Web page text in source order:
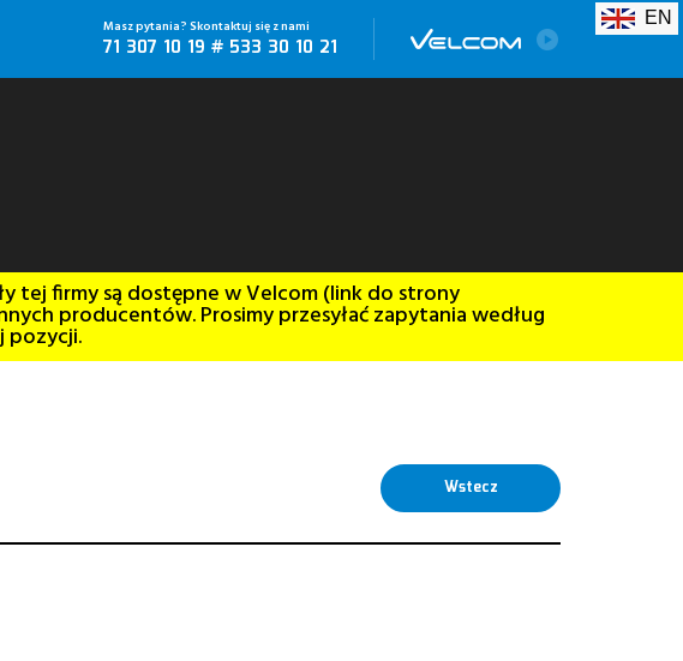
Masz pytania? Skontaktuj się z nami
71 307 10 19 # 533 30 10 21
tej firmy są dostępne w Velcom (link do strony
producentów. Prosimy przesyłać zapytania według
pozycji.
EN
Wstecz